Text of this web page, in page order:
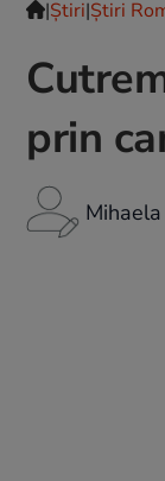
|Ştiri|Știri
prin